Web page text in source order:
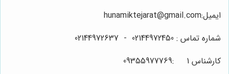
ایمیل:hunamiktejarat@gmail.com
شماره تماس : 02144972450 - 02144972637
کارشناس 1 :09355977769